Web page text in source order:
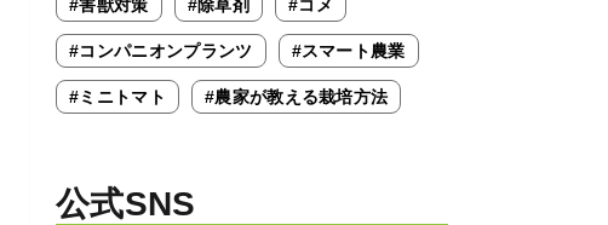
#害獣対策 #除草剤 #コメ
#コンパニオンプランツ #スマート農業
#ミニトマト #農家が教える栽培方法
公式SNS